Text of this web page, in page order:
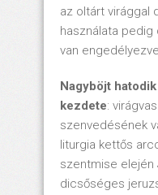
az oltárt virággal
használata
van
Nagyböjt
kezdete:
szenvedésének
liturgia kettős
szentmise elején
dicsőséges